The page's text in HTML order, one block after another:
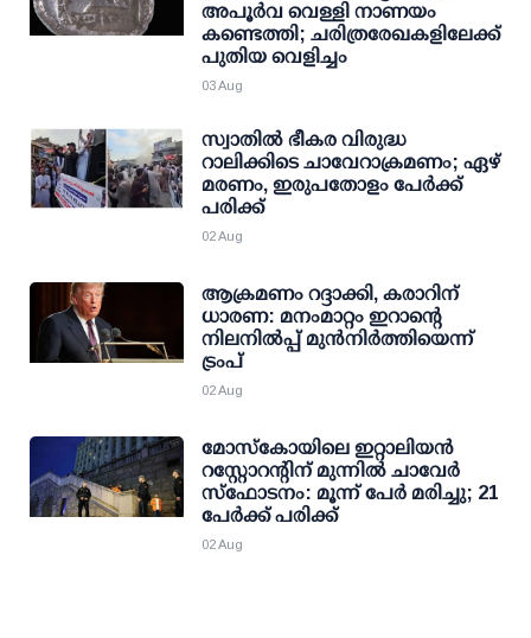
അപൂർവ വെള്ളി നാണയം
കണ്ടെത്തി; ചരിത്രരേഖകളിലേക്ക്
പുതിയ വെളിച്ചം
03 Aug
സ്വാതില്‍ ഭീകര വിരുദ്ധ
റാലിക്കിടെ ചാവേറാക്രമണം; ഏഴ്
മരണം, ഇരുപതോളം പേര്‍ക്ക്
പരിക്ക്
02 Aug
ആക്രമണം റദ്ദാക്കി, കരാറിന്
ധാരണ: മനംമാറ്റം ഇറാന്റെ
നിലനില്‍പ്പ് മുന്‍നിര്‍ത്തിയെന്ന്
ട്രംപ്
02 Aug
മോസ്‌കോയിലെ ഇറ്റാലിയന്‍
റസ്റ്റോറന്റിന് മുന്നില്‍ ചാവേര്‍
സ്‌ഫോടനം: മൂന്ന് പേര്‍ മരിച്ചു; 21
പേര്‍ക്ക് പരിക്ക്
02 Aug